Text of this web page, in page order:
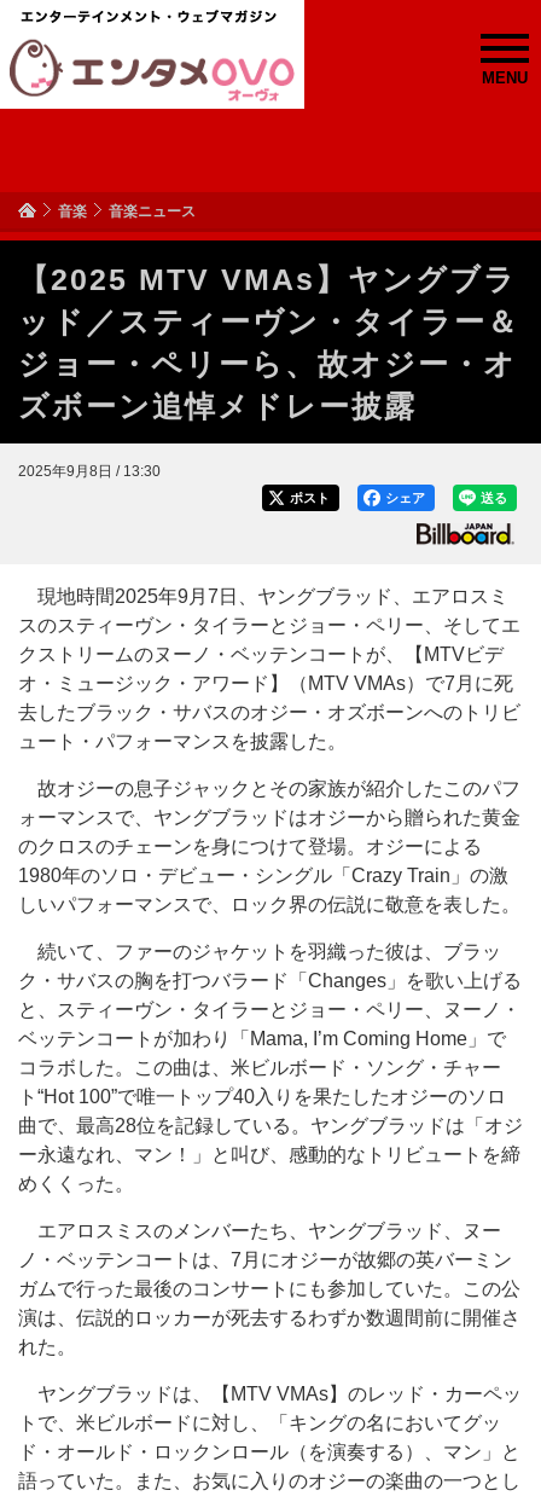
MENU
音楽 音楽ニュース
【2025 MTV VMAs】ヤングブラ
ッド／スティーヴン・タイラー＆
ジョー・ペリーら、故オジー・オ
ズボーン追悼メドレー披露
2025年9月8日 / 13:30
送る
シェア
ポスト
現地時間2025年9月7日、ヤングブラッド、エアロスミ
スのスティーヴン・タイラーとジョー・ペリー、そしてエ
クストリームのヌーノ・ベッテンコートが、【MTVビデ
オ・ミュージック・アワード】（MTV VMAs）で7月に死
去したブラック・サバスのオジー・オズボーンへのトリビ
ュート・パフォーマンスを披露した。
故オジーの息子ジャックとその家族が紹介したこのパフ
ォーマンスで、ヤングブラッドはオジーから贈られた黄金
のクロスのチェーンを身につけて登場。オジーによる
1980年のソロ・デビュー・シングル「Crazy Train」の激
しいパフォーマンスで、ロック界の伝説に敬意を表した。
続いて、ファーのジャケットを羽織った彼は、ブラッ
ク・サバスの胸を打つバラード「Changes」を歌い上げる
と、スティーヴン・タイラーとジョー・ペリー、ヌーノ・
ベッテンコートが加わり「Mama, I’m Coming Home」で
コラボした。この曲は、米ビルボード・ソング・チャー
ト“Hot 100”で唯一トップ40入りを果たしたオジーのソロ
曲で、最高28位を記録している。ヤングブラッドは「オジ
ー永遠なれ、マン！」と叫び、感動的なトリビュートを締
めくくった。
エアロスミスのメンバーたち、ヤングブラッド、ヌー
ノ・ベッテンコートは、7月にオジーが故郷の英バーミン
ガムで行った最後のコンサートにも参加していた。この公
演は、伝説的ロッカーが死去するわずか数週間前に開催さ
れた。
ヤングブラッドは、【MTV VMAs】のレッド・カーペッ
トで、米ビルボードに対し、「キングの名においてグッ
ド・オールド・ロックンロール（を演奏する）、マン」と
語っていた。また、お気に入りのオジーの楽曲の一つとし